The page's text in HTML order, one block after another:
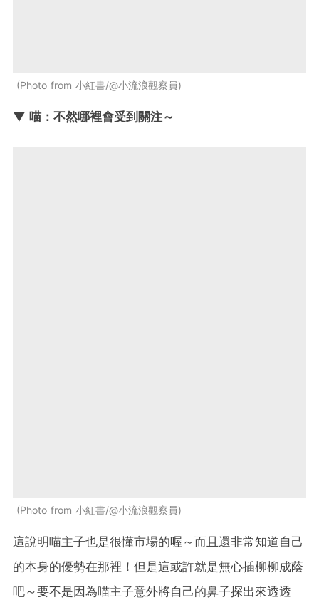
Photo from 小紅書/@小流浪觀察員
▼ 喵：不然哪裡會受到關注～
Photo from 小紅書/@小流浪觀察員
這說明喵主子也是很懂市場的喔～而且還非常知道自己
的本身的優勢在那裡！但是這或許就是無心插柳柳成蔭
吧～要不是因為喵主子意外將自己的鼻子探出來透透